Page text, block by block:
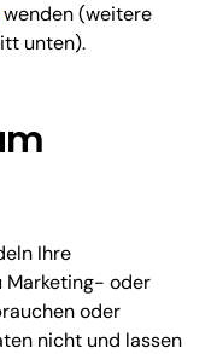
wenden (weitere
unten).
Ihre
Marketing- oder
oder
nicht und lassen